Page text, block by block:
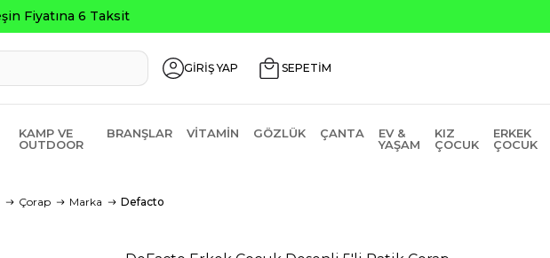
GİRİŞ YAP SEPETİM
KAMP VE
OUTDOOR
BRANŞLAR VITAMIN GÖZLÜK ÇANTA
EV &
YAŞAM
KIZ
ÇOCUK
ERKEK
ÇOCUK
Çorap Marka Defacto